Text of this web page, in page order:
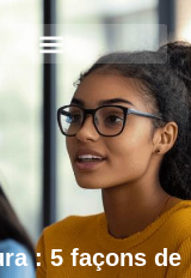
: 5 façons de